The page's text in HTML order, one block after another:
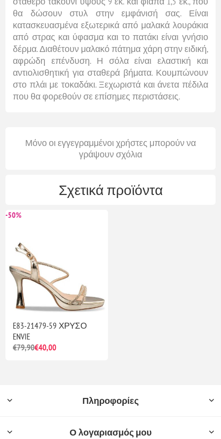
θα δώσουν στυλ στην εμφάνισή σας. Είναι
κατασκευασμένα εξωτερικά από μαλακά λουράκια
από στρας και ύφασμα και το πατάκι είναι γνήσιο
δέρμα. Διαθέτουν μαλακό πάτημα χάρη στην ειδική,
αφρώδη επένδυση. Η σόλα είναι ελαστική και
αντιολισθητική για σταθερά βήματα. Κουμπώνουν
στο πλάι με τοκαδάκι. Ξεχωριστά και άνετα πέδιλα
που θα φορεθούν σε επίσημες περιστάσεις.
Μόνο οι εγγεγραμμένοι χρήστες μπορούν να
γράψουν σχόλια
Σχετικά προϊόντα
-50%
E83-21479-59 ΧΡΥΣΟ
ENVIE
€79,90€40,00
Πληροφορίες
Ο λογαριασμός μου